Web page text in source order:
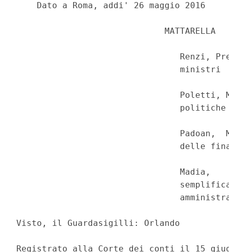
    Dato a Roma, addi' 26 maggio 2016
                             MATTARELLA
Renzi,
                                ministri
Poletti,
Padoan,
delle
Madia,
Visto, il Guardasigilli: Orlando
Registrato alla Corte dei conti il 15